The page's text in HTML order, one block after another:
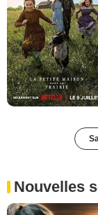
Nouvelles